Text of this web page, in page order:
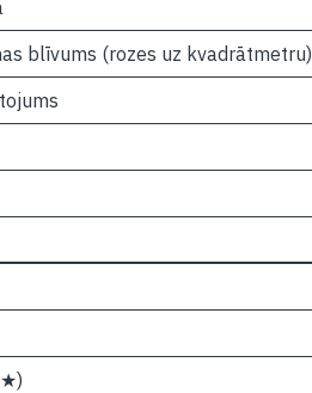
blīvums (rozes uz kvadrātmetru)